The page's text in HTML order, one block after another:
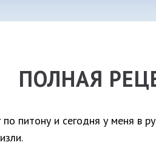
ПОЛНАЯ
питону и сегодня у меня в